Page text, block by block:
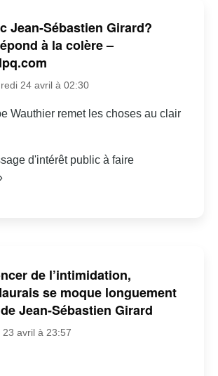
Jean-Sébastien Girard?
à la colère –
24 avril à 02:30
Wauthier remet les choses au clair
d'intérêt public à faire
de l’intimidation,
se moque longuement
Jean-Sébastien Girard
23 avril à 23:57